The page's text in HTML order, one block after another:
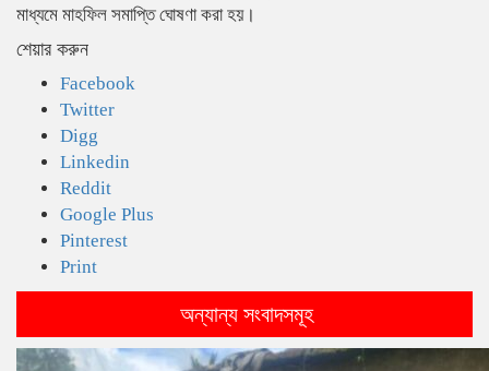
মাধ্যমে মাহফিল সমাপ্তি ঘোষণা করা হয়।
শেয়ার করুন
Facebook
Twitter
Digg
Linkedin
Reddit
Google Plus
Pinterest
Print
অন্যান্য সংবাদসমূহ